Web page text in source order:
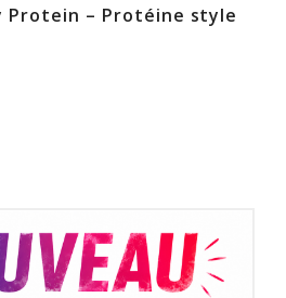
Protein – Protéine style